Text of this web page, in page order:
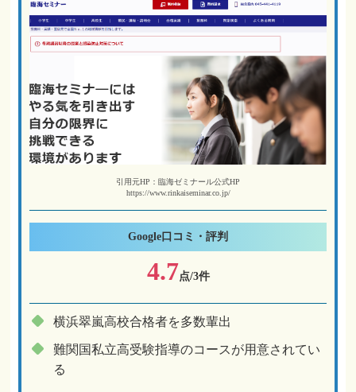
引用元HP：臨海ゼミナール公式HP
https://www.rinkaiseminar.co.jp/
Google口コミ・評判
4.7点/3件
横浜翠嵐高校合格者を多数輩出
難関国私立高受験指導のコースが用意されてい
る